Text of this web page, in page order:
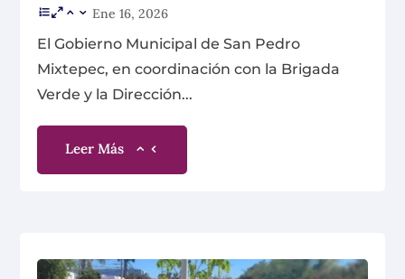
Ene 16, 2026
El Gobierno Municipal de San Pedro
Mixtepec, en coordinación con la Brigada
Verde y la Dirección...
Leer Más